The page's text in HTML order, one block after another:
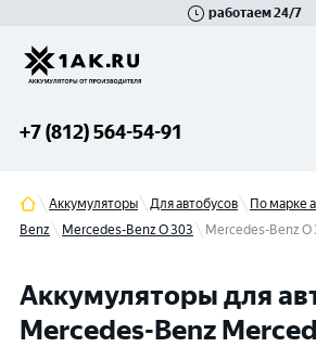
работаем 24/7
+7 (812) 564-54-91
Аккумуляторы Для автобусов По марке
Benz
Mercedes-Benz O 303 Mercedes-Benz O
Аккумуляторы для
Mercedes-Benz
Гатчина